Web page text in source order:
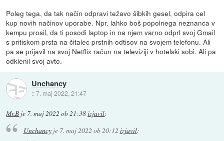
Poleg tega, da tak način odpravi težavo šibkih gesel, odpira cel
kup novih načinov uporabe. Npr. lahko boš popolnega neznanca v
kempu prosil, da ti posodi laptop in na njem varno odprl svoj Gmail
s pritiskom prsta na čitalec prstnih odtisov na svojem telefonu. Ali
pa se prijavil na svoj Netflix račun na televiziji v hotelski sobi. Ali pa
odklenil svoj avto.
Unchancy
::7. maj 2022, 21:47
Mr.B je 7. maj 2022 ob 21:38izjavil:
Unchancyje 7. maj 2022 ob 20:12 izjavil: